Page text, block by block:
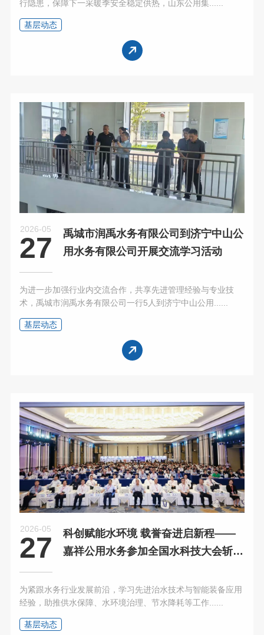
行隐患，保障下一采暖季安全稳定供热，山东公用集......
基层动态
2026-05
27
禹城市润禹水务有限公司到济宁中山公
用水务有限公司开展交流学习活动
为进一步加强行业内交流合作，共享先进管理经验与专业技
术，禹城市润禹水务有限公司一行5人到济宁中山公用......
基层动态
2026-05
27
科创赋能水环境 载誉奋进启新程——
嘉祥公用水务参加全国水科技大会斩获
为紧跟水务行业发展前沿，学习先进治水技术与智能装备应用
经验，助推供水保障、水环境治理、节水降耗等工作......
基层动态